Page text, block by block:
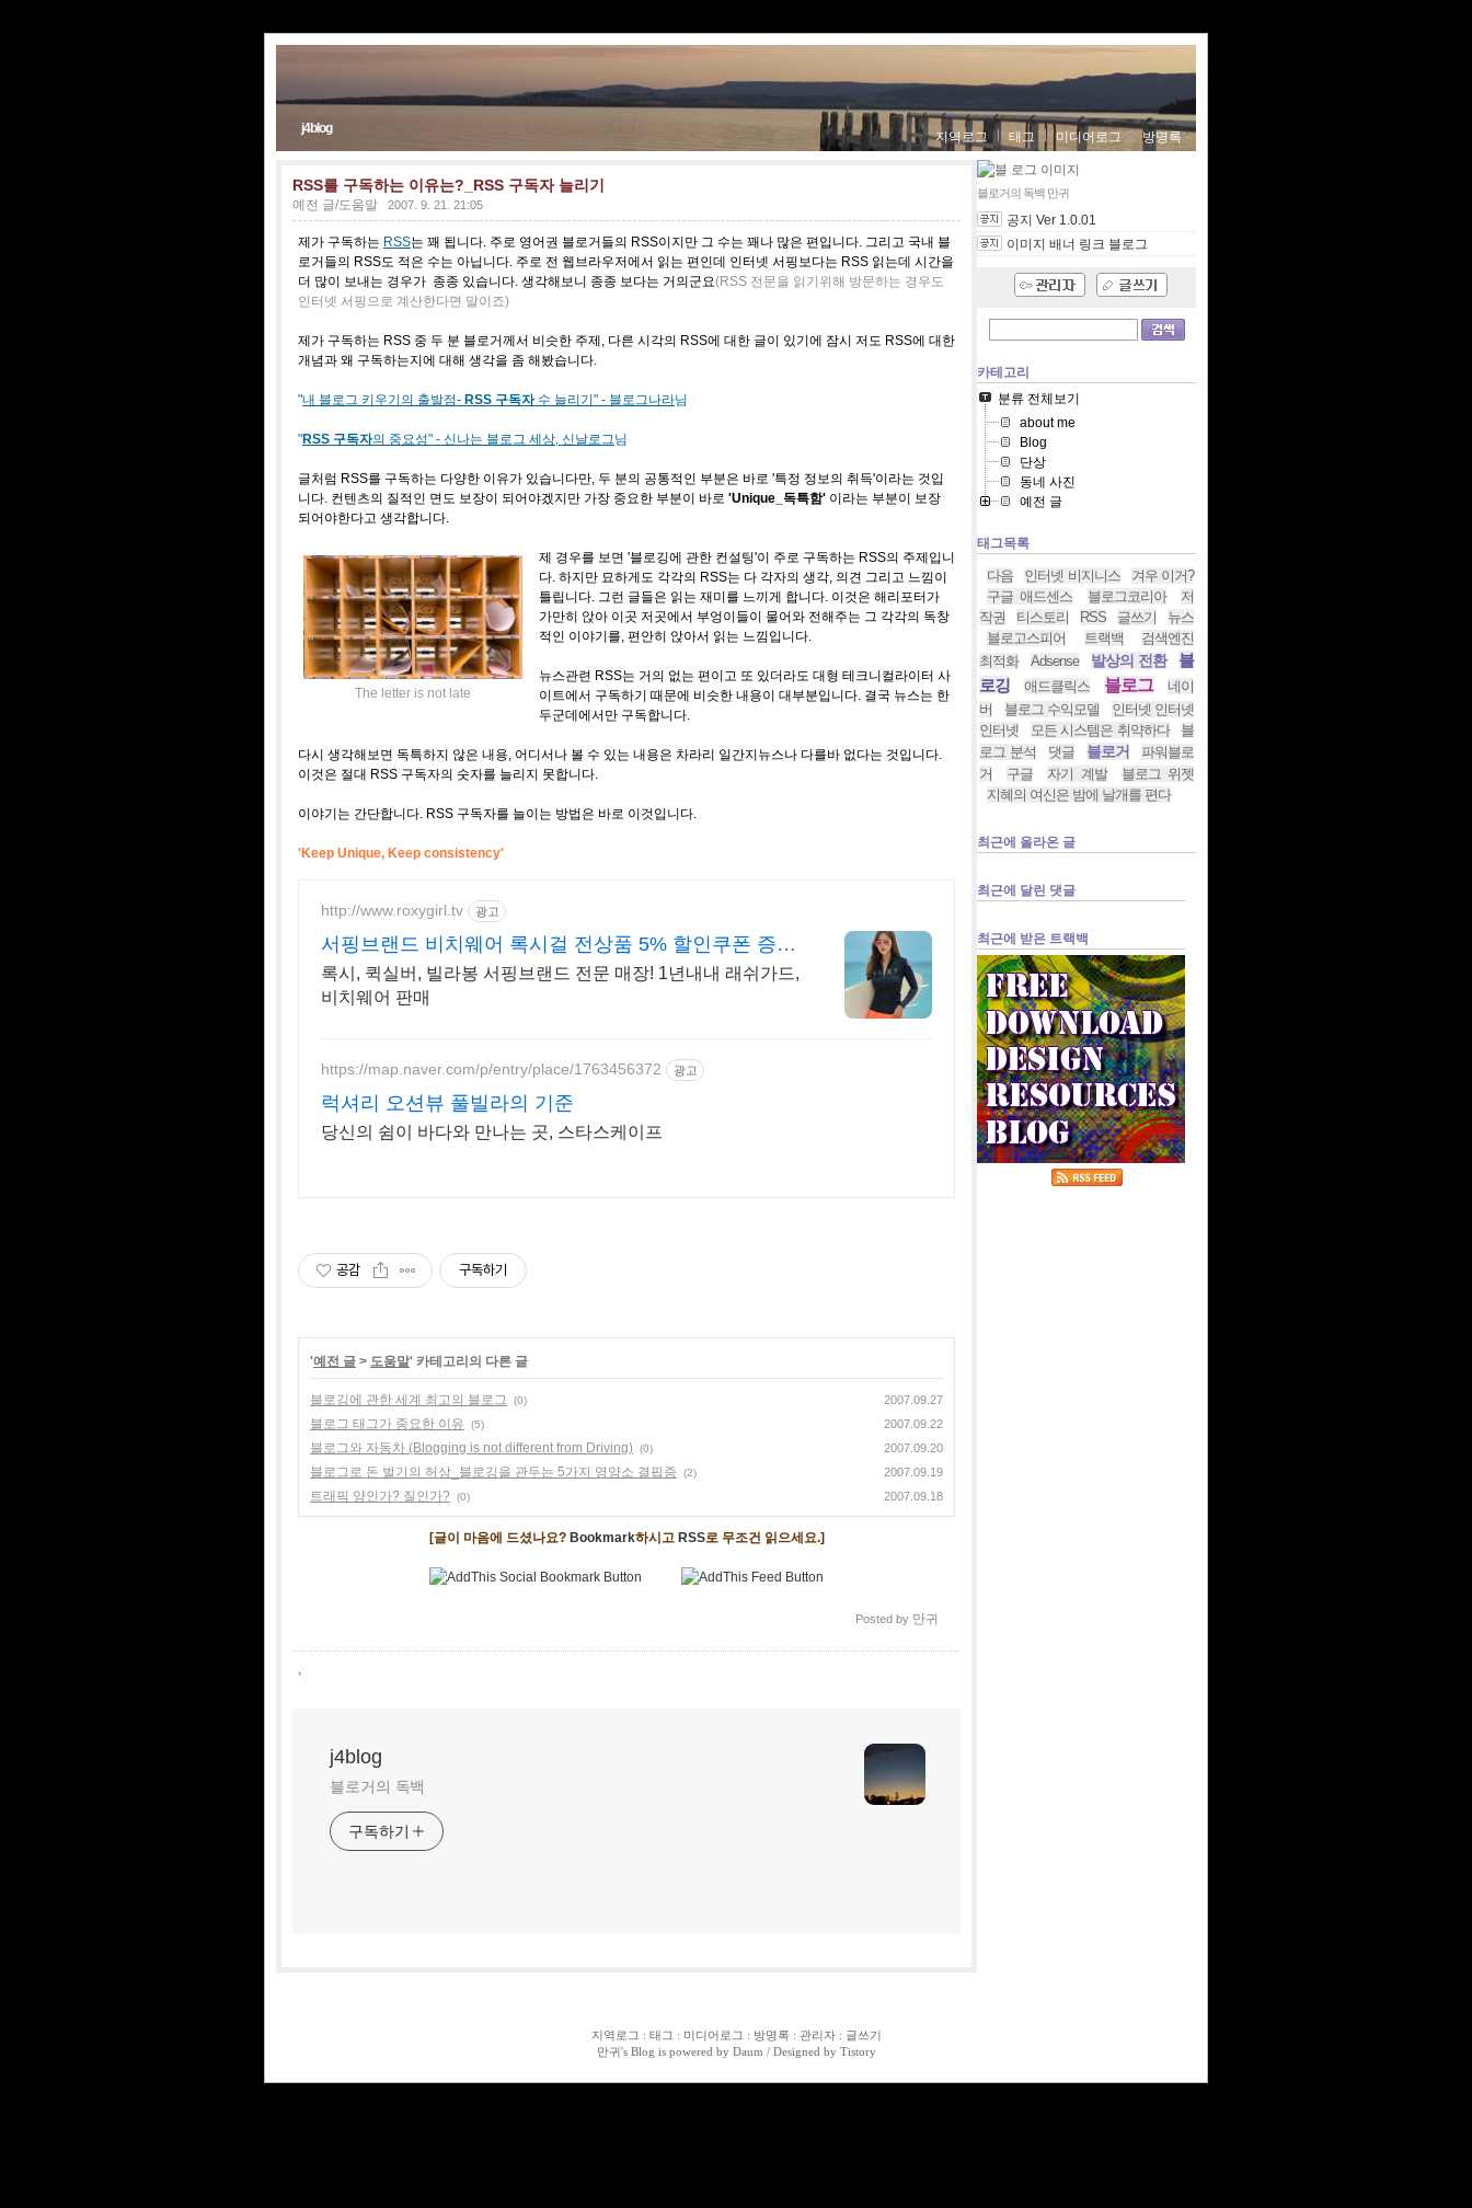
j4blog
지역로그 태그 미디어로그 방명록
RSS를 구독하는 이유는?_RSS 구독자 늘리기
예전 글/도움말 2007. 9. 21. 21:05
제가 구독하는 RSS는 꽤 됩니다. 주로 영어권 블로거들의 RSS이지만 그 수는 꽤나 많은 편입니다. 그리고 국내 블
로거들의 RSS도 적은 수는 아닙니다. 주로 전 웹브라우저에서 읽는 편인데 인터넷 서핑보다는 RSS 읽는데 시간을
더 많이 보내는 경우가 종종 있습니다. 생각해보니 종종 보다는 거의군요(RSS 전문을 읽기위해 방문하는 경우도
인터넷 서핑으로 계산한다면 말이죠)
제가 구독하는 RSS 중 두 분 블로거께서 비슷한 주제, 다른 시각의 RSS에 대한 글이 있기에 잠시 저도 RSS에 대한
개념과 왜 구독하는지에 대해 생각을 좀 해봤습니다.
"내 블로그 키우기의 출발점- RSS 구독자수 늘리기" - 블로그나라님
"RSS 구독자의 중요성" - 신나는 블로그 세상, 신날로그 님
글처럼 RSS를 구독하는 다양한 이유가 있습니다만, 두 분의 공통적인 부분은 바로 '특정 정보의 취득'이라는 것입
니다. 컨텐츠의 질적인 면도 보장이 되어야겠지만 가장 중요한 부분이 바로 'Unique_독특함' 이라는 부분이 보장
되어야한다고 생각합니다.
The letter is not late
제 경우를 보면 '블로깅에 관한 컨설팅'이 주로 구독하는 RSS의 주제입니
다. 하지만 묘하게도 각각의 RSS는 다 각자의 생각, 의견 그리고 느낌이
틀립니다. 그런 글들은 읽는 재미를 느끼게 합니다. 이것은 해리포터가
가만히 앉아 이곳 저곳에서 부엉이들이 물어와 전해주는 그 각각의 독창
적인 이야기를, 편안히 앉아서 읽는 느낌입니다.
뉴스관련 RSS는 거의 없는 편이고 또 있더라도 대형 테크니컬라이터 사
이트에서 구독하기 때문에 비슷한 내용이 대부분입니다. 결국 뉴스는 한
두군데에서만 구독합니다.
다시 생각해보면 독특하지 않은 내용, 어디서나 볼 수 있는 내용은 차라리 일간지뉴스나 다를바 없다는 것입니다.
이것은 절대 RSS 구독자의 숫자를 늘리지 못합니다.
이야기는 간단합니다. RSS 구독자를 늘이는 방법은 바로 이것입니다.
'Keep Unique, Keep consistency'
http://www.roxygirl.tv 광고
서핑브랜드 비치웨어 록시걸 전상품 5% 할인쿠폰 증
정!
록시, 퀵실버, 빌라봉 서핑브랜드 전문 매장! 1년내내 래쉬가드,
비치웨어 판매
https://map.naver.com/p/entry/place/1763456372 광고
럭셔리 오션뷰 풀빌라의 기준
당신의 쉼이 바다와 만나는 곳, 스타스케이프
공감 구독하기
'예전 글 > 도움말' 카테고리의 다른 글
블로깅에 관한 세계 최고의 블로그 (0) 2007.09.27
블로그 태그가 중요한 이유 (5) 2007.09.22
블로그와 자동차 (Blogging is not different from Driving) (0) 2007.09.20
블로그로 돈 벌기의 허상_블로깅을 관두는 5가지 영양소 결핍증 (2) 2007.09.19
트래픽 양인가? 질인가? (0) 2007.09.18
[글이 마음에 드셨나요? Bookmark하시고 RSS로 무조건 읽으세요.]
Posted by 만귀
j4blog
블로거의 독백
구독하기
블로거의 독백 만귀
공지 Ver 1.0.01
이미지 배너 링크 블로그
카테고리
분류 전체보기
about me
Blog
단상
동네 사진
예전 글
태그목록
다음 인터넷 비지니스
겨우 이거?
구글 애드센스
블로그코리아
저
작권
티스토리 RSS 글쓰기
뉴스
블로고스피어
트랙백
검색엔진
최적화
Adsense 발상의 전환
블
로깅
애드클릭스 블로그
네이
버
블로그 수익모델
인터넷 인터넷
인터넷
모든 시스템은 취약하다
블
로그 분석
댓글 블로거
파워블로
거
구글 자기 계발
블로그 위젯
지혜의 여신은 밤에 날개를 편다
최근에 올라온 글
최근에 달린 댓글
최근에 받은 트랙백
지역로그 : 태그 : 미디어로그 : 방명록 : 관리자: 글쓰기
만귀's Blog is powered by Daum / Designed by Tistory